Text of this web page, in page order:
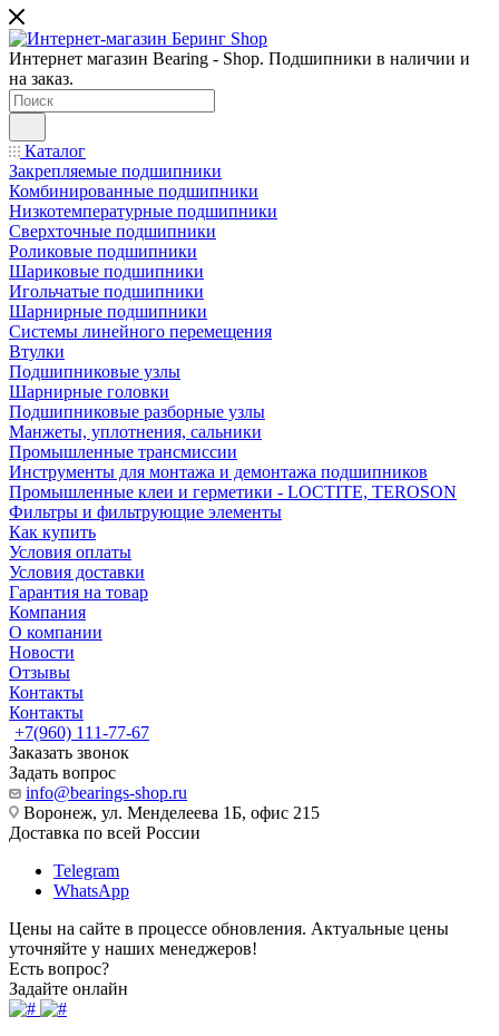
Интернет магазин Bearing - Shop. Подшипники в наличии и
на заказ.
Каталог
Закрепляемые подшипники
Комбинированные подшипники
Низкотемпературные подшипники
Сверхточные подшипники
Роликовые подшипники
Шариковые подшипники
Игольчатые подшипники
Шарнирные подшипники
Системы линейного перемещения
Втулки
Подшипниковые узлы
Шарнирные головки
Подшипниковые разборные узлы
Манжеты, уплотнения, сальники
Промышленные трансмиссии
Инструменты для монтажа и демонтажа подшипников
Промышленные клеи и герметики - LOCTITE, TEROSON
Фильтры и фильтрующие элементы
Как купить
Условия оплаты
Условия доставки
Гарантия на товар
Компания
О компании
Новости
Отзывы
Контакты
Контакты
+7(960) 111-77-67
Заказать звонок
Задать вопрос
info@bearings-shop.ru
Воронеж, ул. Менделеева 1Б, офис 215
Доставка по всей России
Telegram
WhatsApp
Цены на сайте в процессе обновления. Актуальные цены
уточняйте у наших менеджеров!
Есть вопрос?
Задайте онлайн